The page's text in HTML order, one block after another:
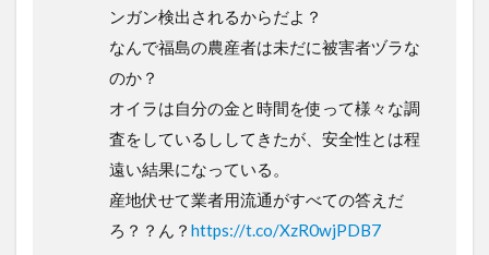
ンガン検出されるからだよ？
なんで福島の農産者は未だに被害者ヅラな
のか？
オイラは自分の金と時間を使って様々な調
査をしているししてきたが、安全性とは程
遠い結果になっている。
産地伏せて業者用流通がすべての答えだ
ろ？？ん？ https://t.co/XzR0wjPDB7